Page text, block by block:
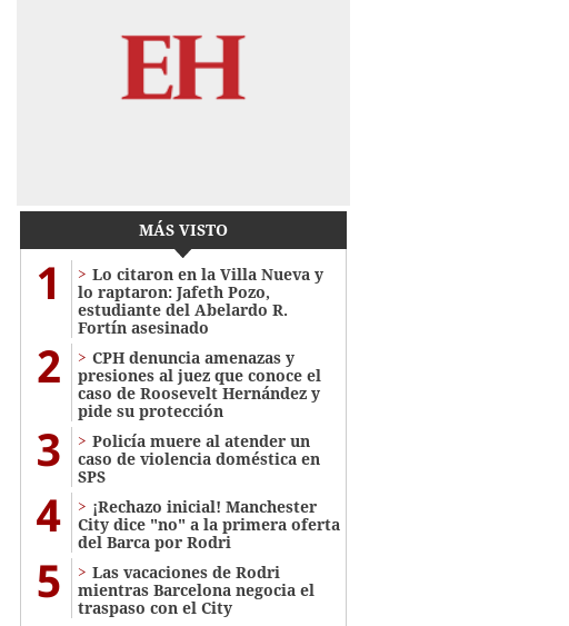
MÁS VISTO
1
Lo citaron en la Villa Nueva y
lo raptaron: Jafeth Pozo,
estudiante del Abelardo R.
Fortín asesinado
2
CPH denuncia amenazas y
presiones al juez que conoce el
caso de Roosevelt Hernández y
pide su protección
3
Policía muere al atender un
caso de violencia doméstica en
SPS
4
¡Rechazo inicial! Manchester
City dice "no" a la primera oferta
del Barca por Rodri
5
Las vacaciones de Rodri
mientras Barcelona negocia el
traspaso con el City